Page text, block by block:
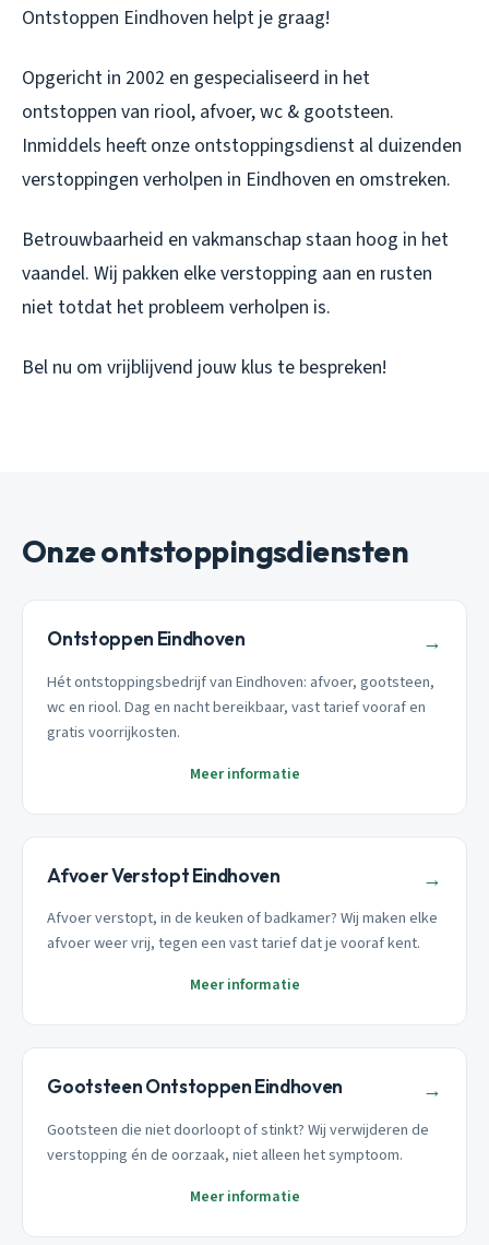
Ontstoppen Eindhoven helpt je graag!
Opgericht in 2002 en gespecialiseerd in het
ontstoppen van riool, afvoer, wc & gootsteen.
Inmiddels heeft onze ontstoppingsdienst al duizenden
verstoppingen verholpen in Eindhoven en omstreken.
Betrouwbaarheid en vakmanschap staan hoog in het
vaandel. Wij pakken elke verstopping aan en rusten
niet totdat het probleem verholpen is.
Bel nu om vrijblijvend jouw klus te bespreken!
Onze ontstoppingsdiensten
Ontstoppen Eindhoven →
Hét ontstoppingsbedrijf van Eindhoven: afvoer, gootsteen,
wc en riool. Dag en nacht bereikbaar, vast tarief vooraf en
gratis voorrijkosten.
Meer informatie
Afvoer Verstopt Eindhoven →
Afvoer verstopt, in de keuken of badkamer? Wij maken elke
afvoer weer vrij, tegen een vast tarief dat je vooraf kent.
Meer informatie
Gootsteen Ontstoppen Eindhoven →
Gootsteen die niet doorloopt of stinkt? Wij verwijderen de
verstopping én de oorzaak, niet alleen het symptoom.
Meer informatie